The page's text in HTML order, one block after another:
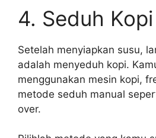
4. Seduh Kopi
Setelah menyiapkan susu,
adalah menyeduh kopi.
menggunakan mesin kopi,
metode seduh manual
over.